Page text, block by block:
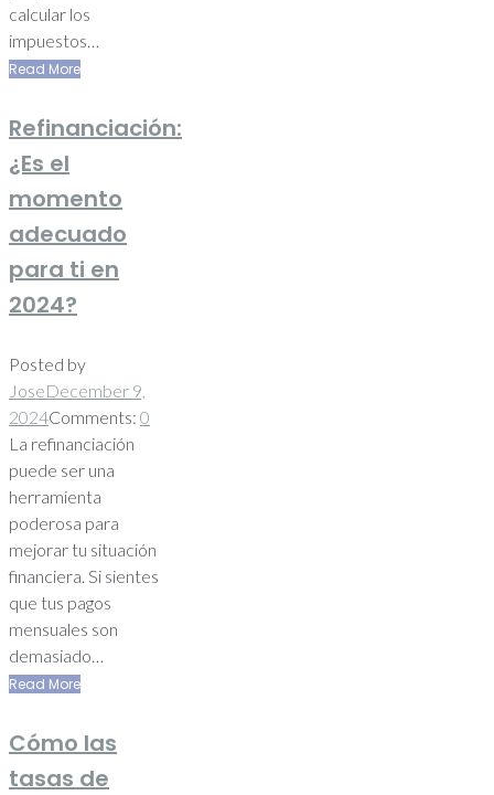
calcular los
impuestos…
Read More
Refinanciación:
¿Es el
momento
adecuado
para ti en
2024?
Posted by
JoseDecember 9,
2024Comments: 0
La refinanciación
puede ser una
herramienta
poderosa para
mejorar tu situación
financiera. Si sientes
que tus pagos
mensuales son
demasiado…
Read More
Cómo las
tasas de